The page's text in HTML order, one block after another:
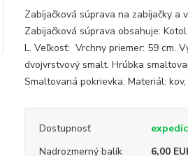
Zabíjačková súprava na zabíjačky a
Zabijačková súprava obsahuje:
L. Veľkosť: Vrchny priemer: 59 cm.
dvojvrstvový smalt. Hrúbka
Smaltovaná pokrievka. Materiál: kov,
Dostupnosť
Nadrozmerný balík
6,00